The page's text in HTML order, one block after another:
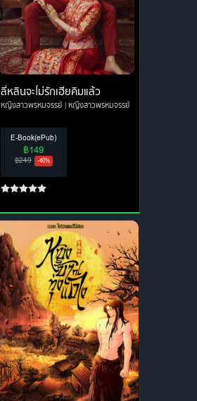
ลี่หลินจะไม่รักเฮียคิมแล้ว
หญิงสาวพรหมจรรย์ หญิงสาวพรหมจรรย์
E-Book(ePub)
฿149
฿249 -40%